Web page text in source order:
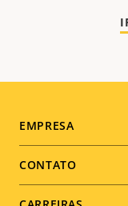
Footer
menu
EMPRESA
CONTATO